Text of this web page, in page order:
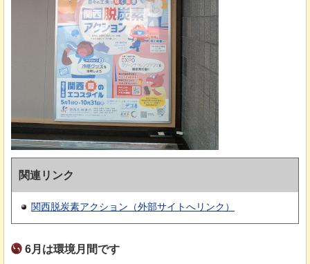
関連リンク
関西脱炭素アクション（外部サイトへリンク）
6月は環境月間です